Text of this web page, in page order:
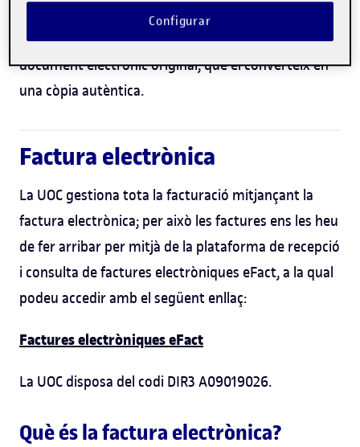
Aquest codi consta imprès a la primera pàgina de
cada document i possibilita l’acarament amb el
document electrònic original, que el converteix en
una còpia autèntica.
Factura electrònica
La UOC gestiona tota la facturació mitjançant la
factura electrònica; per això les factures ens les heu
de fer arribar per mitjà de la plataforma de recepció
i consulta de factures electròniques eFact, a la qual
podeu accedir amb el següent enllaç:
Factures electròniques eFact
La UOC disposa del codi DIR3 A09019026.
Què és la factura electrònica?
Configurar